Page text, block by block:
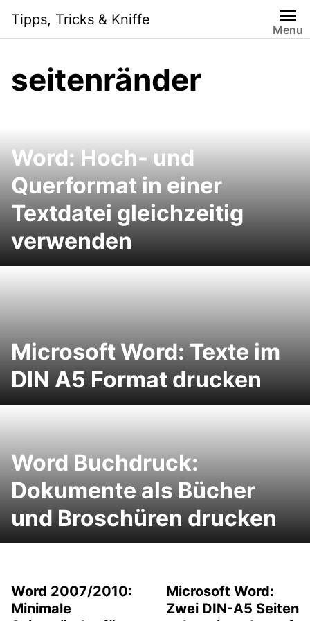
content
Tipps, Tricks & Kniffe
Menu
seitenränder
Word: Hoch- und
Querformat in einer
Textdatei gleichzeitig
verwenden
Microsoft Word: Texte im
DIN A5 Format drucken
Word Buchdruck:
Dokumente als Bücher
und Broschüren drucken
Word 2007/2010:
Minimale
Microsoft Word:
Zwei DIN-A5 Seiten